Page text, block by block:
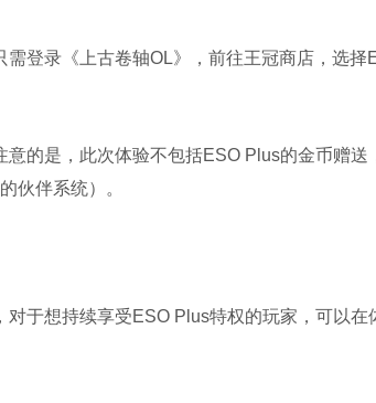
录《上古卷轴OL》，前往王冠商店，选择
是，此次体验不包括ESO Plus的金币赠送
伙伴系统）。
想持续享受ESO Plus特权的玩家，可以在